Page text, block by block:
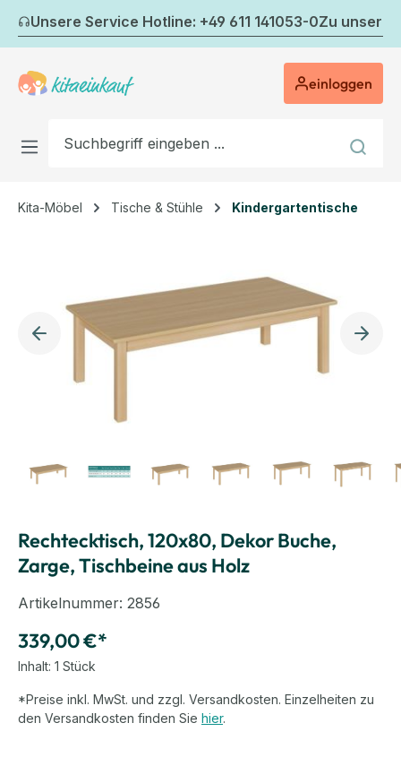
Zum Hauptinhalt springen
Unsere Service Hotline: +49 611 141053-0Zu
einloggen
Kita-Möbel Tische & Stühle Kindergartentische
Rechtecktisch, 120x80, Dekor Buche,
Zarge, Tischbeine aus Holz
Artikelnummer: 2856
339,00 €*
Inhalt: 1 Stück
*Preise inkl. MwSt. und zzgl. Versandkosten. Einzelheiten zu
den Versandkosten finden Sie hier.